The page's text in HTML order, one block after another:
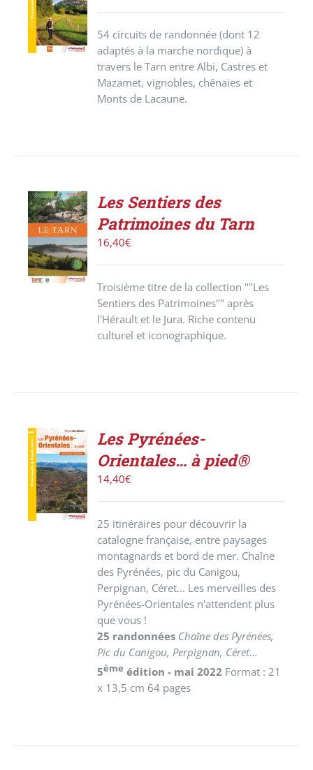
PANIER
/
DÉTAILS
54 circuits de randonnée (dont 12
adaptés à la marche nordique) à
travers le Tarn entre Albi, Castres et
Mazamet, vignobles, chênaies et
Monts de Lacaune.
ACHETER
LE
PRODUIT
/
DÉTAILS
Les Sentiers des
Patrimoines du Tarn
16,40€
Troisième titre de la collection ""Les
Sentiers des Patrimoines"" après
l'Hérault et le Jura. Riche contenu
culturel et iconographique.
AJOUTER
AU
PANIER
/
DÉTAILS
Les Pyrénées-
Orientales… à pied®
14,40€
25 itinéraires pour découvrir la
catalogne française, entre paysages
montagnards et bord de mer. Chaîne
des Pyrénées, pic du Canigou,
Perpignan, Céret... Les merveilles des
Pyrénées-Orientales n'attendent plus
que vous !
25 randonnées Chaîne des Pyrénées,
Pic du Canigou, Perpignan, Céret...
5ème édition - mai 2022 Format : 21
x 13,5 cm 64 pages